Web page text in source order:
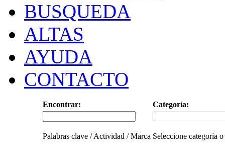
BUSQUEDA
ALTAS
AYUDA
CONTACTO
Encontrar: Categoría:
Palabras clave / Actividad / Marca Seleccione categoría